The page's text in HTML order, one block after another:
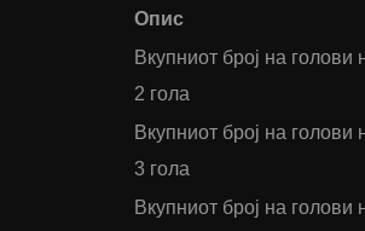
Опис
Вкупниот број на
2 гола
Вкупниот број на
3 гола
Вкупниот број на